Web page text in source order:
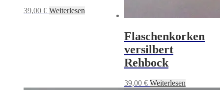
39,00 € Weiterlesen
Flaschenkorken
versilbert
Rehbock
39,00 € Weiterlesen